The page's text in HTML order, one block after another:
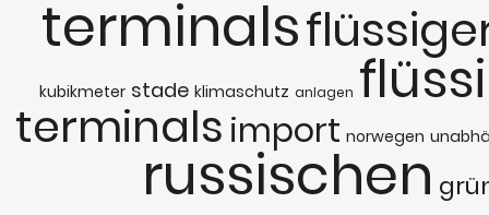
terminals
kubikmeter stade klimaschutz anlagen
terminals import norwegen
russischen